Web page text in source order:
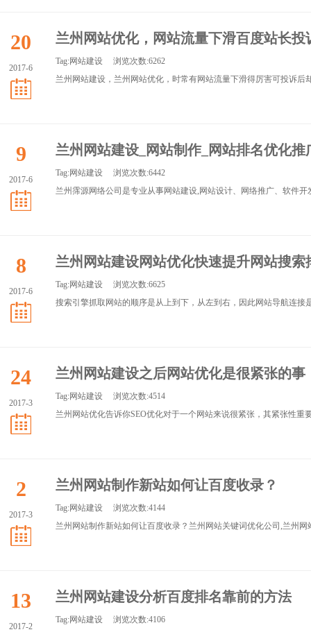
20
2017-6
兰州网站优化，网站流量下滑百度站长投
Tag:网站建设 浏览次数:6262
兰州网站建设，兰州网站优化，时常有网站流量下滑得厉害可投诉
9
2017-6
兰州网站建设_网站制作_网站排名优化推
Tag:网站建设 浏览次数:6442
兰州霈源网络公司是专业从事网站建设,网站设计、网络推广、软件
8
2017-6
兰州网站建设网站优化快速提升网站搜索
Tag:网站建设 浏览次数:6625
搜索引擎抓取网站的顺序是从上到下，从左到右，因此网站导航连
24
2017-3
兰州网站建设之后网站优化是很紧张的事
Tag:网站建设 浏览次数:4514
兰州网站优化告诉你SEO优化对于一个网站来说很紧张，其紧张性
2
2017-3
兰州网站制作新站如何让百度收录？
Tag:网站建设 浏览次数:4144
兰州网站制作新站如何让百度收录？兰州网站关键词优化公司,兰州网
13
2017-2
兰州网站建设分析百度排名靠前的方法
Tag:网站建设 浏览次数:4106